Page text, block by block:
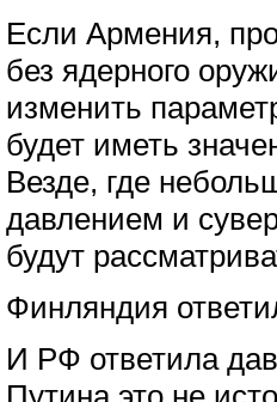
Если Армения,
без ядерного
изменить
будет иметь
Везде, где
давлением и
будут
Финляндия
И РФ ответила